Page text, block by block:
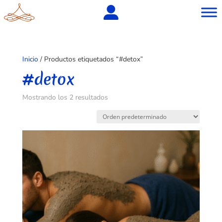
Inicio/ Productos etiquetados “#detox”
#detox
Mostrando los 2 resultados